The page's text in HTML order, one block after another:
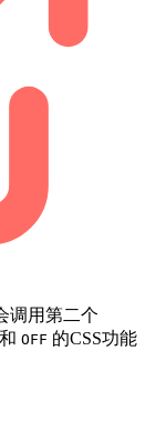
调用第二个
和 OFF 的CSS功能